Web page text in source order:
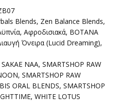
Blends, Zen Balance Blends,
, Αφροδισιακά, ΒΟΤΑΝΑ
Όνειρα (Lucid Dreaming),
SAKAE NAA, SMARTSHOP RAW
, SMARTSHOP RAW
ORAL BLENDS, SMARTSHOP
, WHITE LOTUS